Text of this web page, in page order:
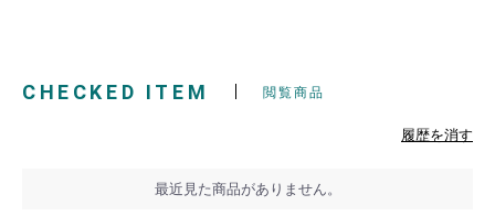
2022年10月
CHECKED ITEM 閲覧商品
履歴を消す
最近見た商品がありません。